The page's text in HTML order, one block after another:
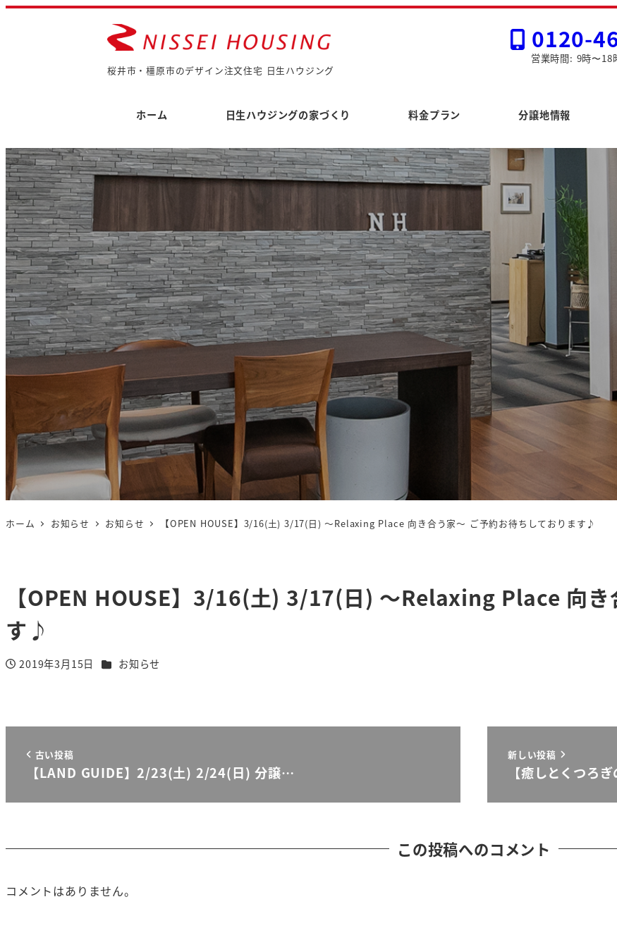
桜井市・橿原市のデザイン注文住宅 日生ハウジング
0120-
営業時間: 9時〜
ホーム 日生ハウジングの家づくり 料金プラン 分譲地情報
ホーム お知らせ お知らせ 【OPEN HOUSE】3/16(土) 3/17(日) ～Relaxing Place 向き合う家～ ご予約お待ちしております♪
【OPEN HOUSE】3/16(土) 3/17(日) ～Relaxing Place 向き
す♪
投稿日
2019年3月15日 カテゴリー
お知らせ
古い投稿
【LAND GUIDE】2/23(土) 2/24(日) 分譲…
新しい投稿
【癒しとくつろ
この投稿へのコメント
コメントはありません。